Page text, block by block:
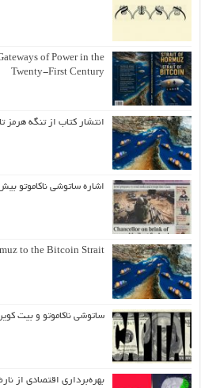
of Power in the
Twenty-First Century
انتشار کتاب از تنگه هرمز
اشاره ساتوشی ناکاموتو
to the Bitcoin Strait
ساتوشی ناکاموتو و بیت
بهره‌برداری اقتصادی از